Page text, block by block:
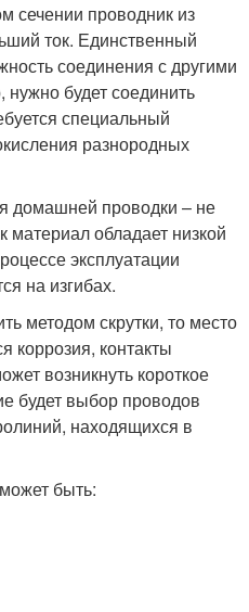
сечении проводник из
ток. Единственный
соединения с другими
будет соединить
специальный
разнородных
домашней проводки – не
обладает низкой
эксплуатации
на изгибах.
методом скрутки, то место
коррозия, контакты
возникнуть короткое
будет выбор проводов
находящихся в
быть: